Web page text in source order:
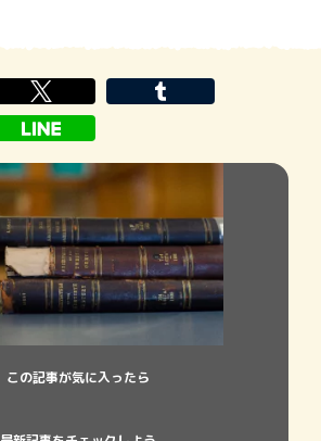
この記事が気に入ったら